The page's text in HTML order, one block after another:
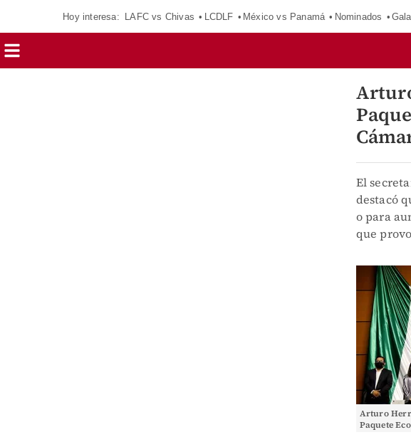
Hoy interesa: LAFC vs Chivas LCDLF México vs Panamá Nominados Gala
El
destacó
o para
que
Arturo
Paquete